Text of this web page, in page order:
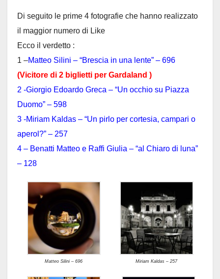
Di seguito le prime 4 fotografie che hanno realizzato
il maggior numero di Like
Ecco il verdetto :
1 –Matteo Silini – “Brescia in una lente” – 696
(Vicitore di 2 biglietti per Gardaland )
2 -Giorgio Edoardo Greca – “Un occhio su Piazza
Duomo” – 598
3 -Miriam Kaldas – “Un pirlo per cortesia, campari o
aperol?” – 257
4 – Benatti Matteo e Raffi Giulia – “al Chiaro di luna”
– 128
Matteo Silini – 696 Miriam Kaldas – 257